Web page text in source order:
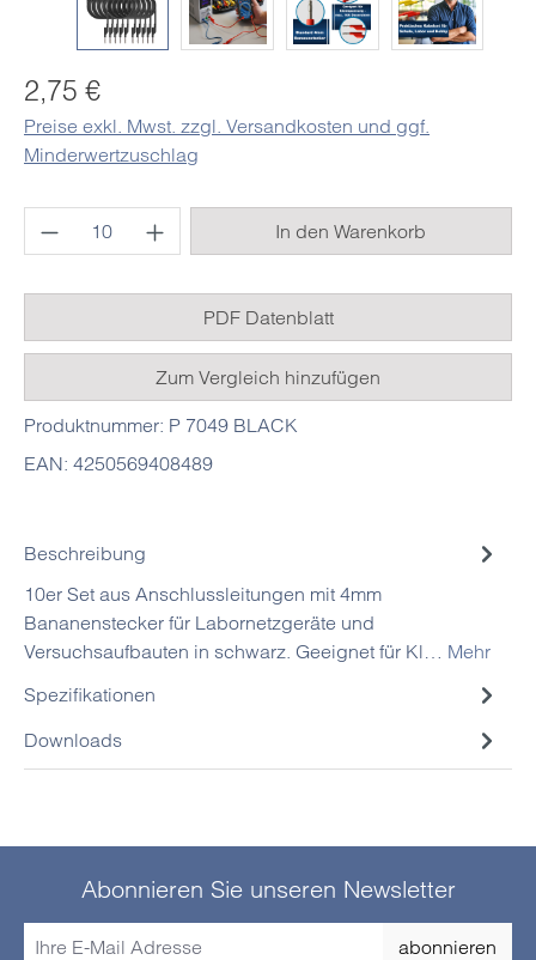
Regulärer Preis:
2,75 €
Preise exkl. Mwst. zzgl. Versandkosten und ggf.
Minderwertzuschlag
Produkt Anzahl: Gib den gewünschten
In den Warenkorb
PDF Datenblatt
Zum Vergleich hinzufügen
Produktnummer: P 7049 BLACK
EAN: 4250569408489
Beschreibung
10er Set aus Anschlussleitungen mit 4mm
Bananenstecker für Labornetzgeräte und
Versuchsaufbauten in schwarz. Geeignet für Kl… Mehr
Spezifikationen
Downloads
Abonnieren Sie unseren Newsletter
abonnieren